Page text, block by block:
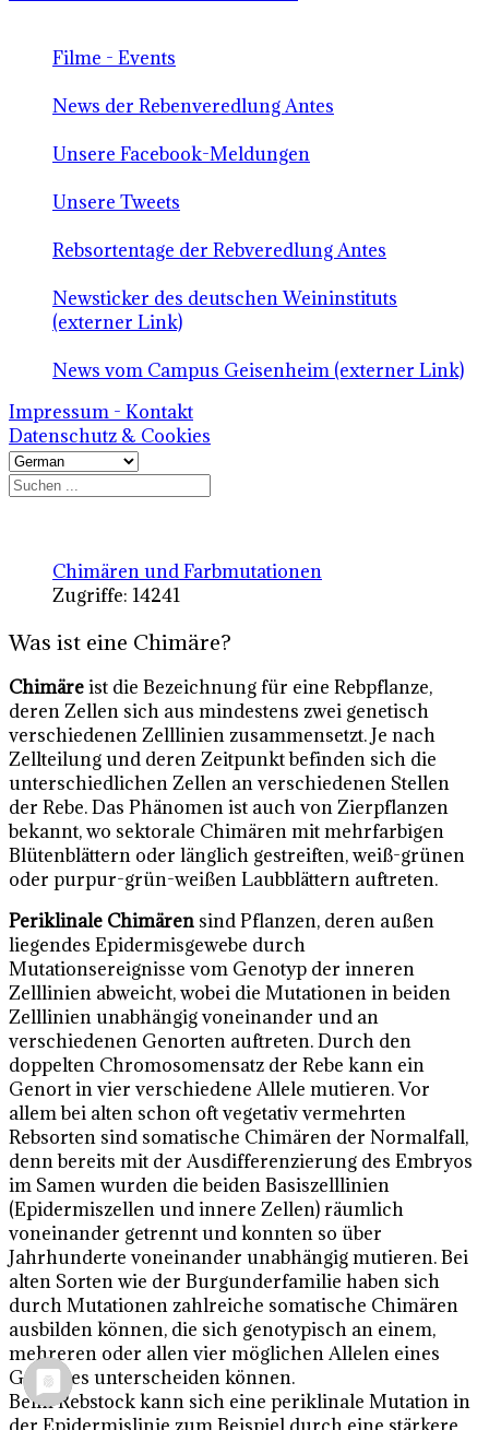
Filme - Events
News der Rebenveredlung Antes
Unsere Facebook-Meldungen
Unsere Tweets
Rebsortentage der Rebveredlung Antes
Newsticker des deutschen Weininstituts
(externer Link)
News vom Campus Geisenheim (externer Link)
Impressum - Kontakt
Datenschutz & Cookies
Chimären und Farbmutationen
Zugriffe: 14241
Was ist eine Chimäre?
Chimäreist die Bezeichnung für eine Rebpflanze,
deren Zellen sich aus mindestens zwei genetisch
verschiedenen Zelllinien zusammensetzt. Je nach
Zellteilung und deren Zeitpunkt befinden sich die
unterschiedlichen Zellen an verschiedenen Stellen
der Rebe. Das Phänomen ist auch von Zierpflanzen
bekannt, wo sektorale Chimären mit mehrfarbigen
Blütenblättern oder länglich gestreiften, weiß-grünen
oder purpur-grün-weißen Laubblättern auftreten.
Periklinale Chimären sind Pflanzen, deren außen
liegendes Epidermisgewebe durch
Mutationsereignisse vom Genotyp der inneren
Zelllinien abweicht, wobei die Mutationen in beiden
Zelllinien unabhängig voneinander und an
verschiedenen Genorten auftreten. Durch den
doppelten Chromosomensatz der Rebe kann ein
Genort in vier verschiedene Allele mutieren. Vor
allem bei alten schon oft vegetativ vermehrten
Rebsorten sind somatische Chimären der Normalfall,
denn bereits mit der Ausdifferenzierung des Embryos
im Samen wurden die beiden Basiszelllinien
(Epidermiszellen und innere Zellen) räumlich
voneinander getrennt und konnten so über
Jahrhunderte voneinander unabhängig mutieren. Bei
alten Sorten wie der Burgunderfamilie haben sich
durch Mutationen zahlreiche somatische Chimären
ausbilden können, die sich genotypisch an einem,
mehreren oder allen vier möglichen Allelen eines
Genortes unterscheiden können.
Beim Rebstock kann sich eine periklinale Mutation in